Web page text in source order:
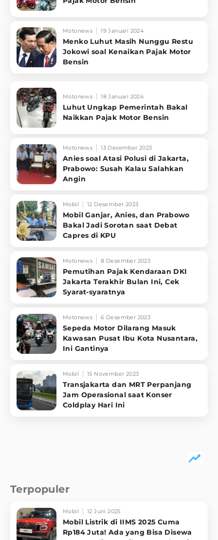
Motonews 19 Januari 2024
Menko Luhut Masih Nunggu Restu
Jokowi soal Kenaikan Pajak Motor
Bensin
Motonews 18 Januari 2024
Luhut Ungkap Pemerintah Bakal
Naikkan Pajak Motor Bensin
Motonews 13 Desember 2023
Anies soal Atasi Polusi di Jakarta,
Prabowo: Susah Kalau Salahkan
Angin
Mobil 12 Desember 2023
Mobil Ganjar, Anies, dan Prabowo
Bakal Jadi Sorotan saat Debat
Capres di KPU
Motonews 8 Desember 2023
Pemutihan Pajak Kendaraan DKI
Jakarta Terakhir Bulan Ini, Cek
Syarat-syaratnya
Motonews 6 Desember 2023
Sepeda Motor Dilarang Masuk
Kawasan Pusat Ibu Kota Nusantara,
Ini Gantinya
Mobil 15 November 2023
Transjakarta dan MRT Perpanjang
Jam Operasional saat Konser
Coldplay Hari Ini
Terpopuler
Mobil 12 Juni 2025
Mobil Listrik di IIMS 2025 Cuma
Rp184 Juta! Ada yang Bisa Disewa